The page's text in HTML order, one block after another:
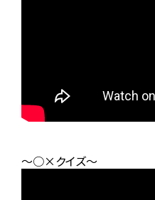
～○×クイズ～